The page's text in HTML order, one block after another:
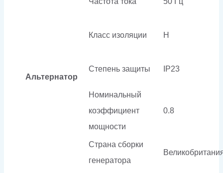
Альтернатор
Класс изоляции H
Степень защиты IP23
Номинальный
коэффициент
мощности
0.8
Страна сборки
генератора